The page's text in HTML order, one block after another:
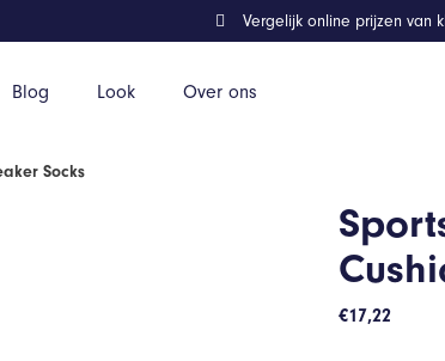
Blog Look Over ons
Vergelijk online prijzen van
Socks
€17,22